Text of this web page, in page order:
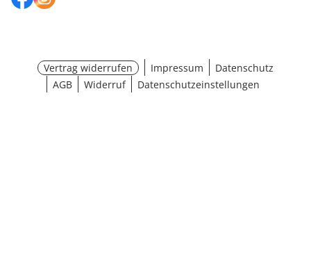
Vertrag widerrufen Impressum
Datenschutz
AGB
Widerruf Datenschutzeinstellungen